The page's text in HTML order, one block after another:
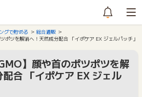
グで貯める
総合通販
ポツを解消へ！天然成分配合 「イポケア EX ジェルパッチ」
】顔や首のポツポツを解
合 「イポケア EX ジェル